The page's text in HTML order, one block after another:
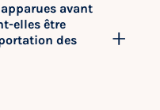
avant
elles être
des